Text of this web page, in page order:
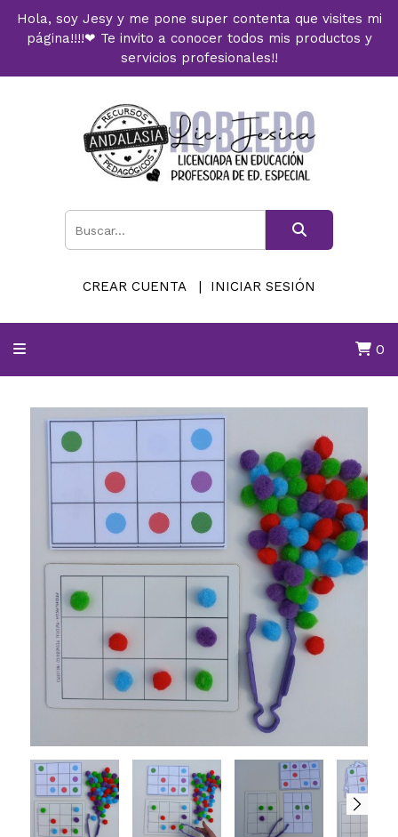
Hola, soy Jesy y me pone super contenta que visites mi
página!!!!❤ Te invito a conocer todos mis productos y
servicios profesionales!!
CREAR CUENTA INICIAR SESIÓN
0